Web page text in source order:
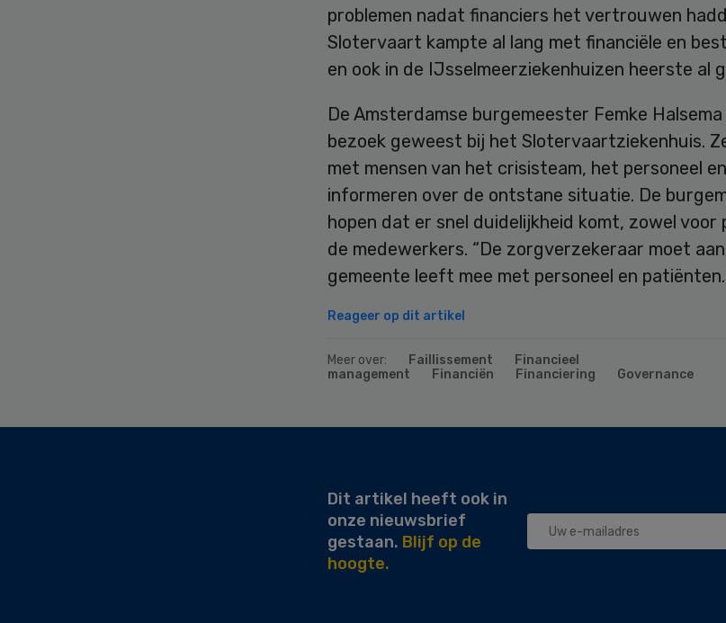
problemen nadat financiers het vertrouwen
Slotervaart kampte al lang met financiële en
en ook in de IJsselmeerziekenhuizen heerste al
De Amsterdamse burgemeester Femke
bezoek geweest bij het Slotervaartziekenhuis.
met mensen van het crisisteam, het personeel
informeren over de ontstane situatie. De
hopen dat er snel duidelijkheid komt, zowel voor
de medewerkers. “De zorgverzekeraar moet aan
gemeente leeft mee met personeel en
Reageer op dit artikel
Meer over: Faillissement
Financieel
management
Financiën Financiering Governance
Secondary
Dit artikel heeft ook in
onze nieuwsbrief
gestaan. Blijf op de
hoogte.